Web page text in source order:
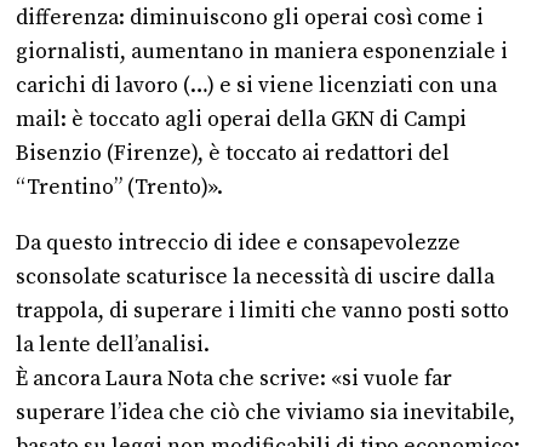
differenza: diminuiscono gli operai così come i
giornalisti, aumentano in maniera esponenziale i
carichi di lavoro (…) e si viene licenziati con una
mail: è toccato agli operai della GKN di Campi
Bisenzio (Firenze), è toccato ai redattori del
“Trentino” (Trento)».
Da questo intreccio di idee e consapevolezze
sconsolate scaturisce la necessità di uscire dalla
trappola, di superare i limiti che vanno posti sotto
la lente dell’analisi.
È ancora Laura Nota che scrive: «si vuole far
superare l’idea che ciò che viviamo sia inevitabile,